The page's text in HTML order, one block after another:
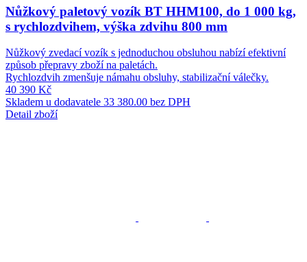
Nůžkový paletový vozík BT HHM100, do 1 000 kg,
s rychlozdvihem, výška zdvihu 800 mm
Nůžkový zvedací vozík s jednoduchou obsluhou nabízí efektivní
způsob přepravy zboží na paletách.
Rychlozdvih zmenšuje námahu obsluhy, stabilizační válečky.
40 390 Kč
Skladem u dodavatele 33 380.00 bez DPH
Detail zboží